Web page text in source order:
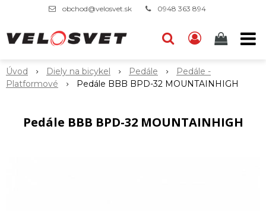
obchod@velosvet.sk 0948 363 894
Úvod Diely na bicykel Pedále
Pedále -
Platformové
Pedále BBB BPD-32 MOUNTAINHIGH
Pedále BBB BPD-32 MOUNTAINHIGH